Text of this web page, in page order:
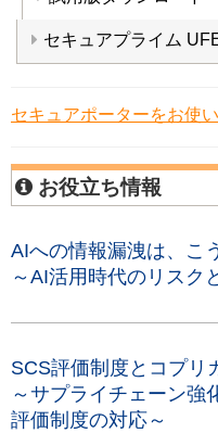
セキュアプライム
セキュアポーターをお使
お役立ち情報
AIへの情報漏洩は、こ
～AI活用時代のリスク
SCS評価制度とコプリ
～サプライチェーン強
評価制度の対応～